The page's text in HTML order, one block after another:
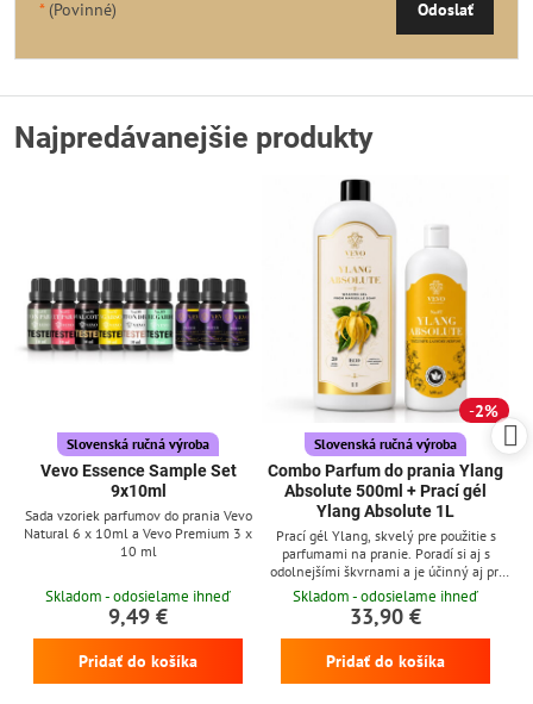
*(Povinné) Odoslať
Najpredávanejšie produkty
Slovenská ručná výroba
Vevo Essence Sample Set
9x10ml
Sada vzoriek parfumov do prania Vevo
Natural 6 x 10ml a Vevo Premium 3 x
10 ml
Skladom - odosielame ihneď
9,49 €
Pridať do košíka
2%
Slovenská ručná výroba
Combo Parfum do prania Ylang
Absolute 500ml + Prací gél
Ylang Absolute 1L
Prací gél Ylang, skvelý pre použitie s
parfumami na pranie. Poradí si aj s
odolnejšími škvrnami a je účinný aj pri
nízkych teplotách
Skladom - odosielame ihneď
33,90 €
Pridať do košíka